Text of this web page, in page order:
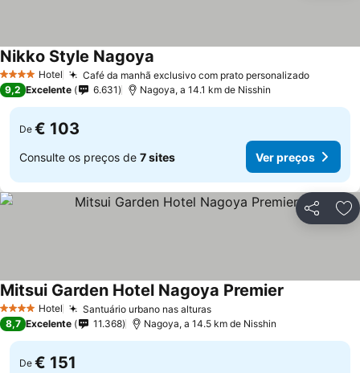
4 EstrelasHotel Café da manhã exclusivo com prato personalizado
Nikko Style Nagoya
9,2 Excelente 6.631 Nagoya, a 14.1 km de Nisshin
De € 103
Consulte os preços de 7 sites Ver preços
Partilhar
4 EstrelasHotel Santuário urbano nas alturas
Mitsui Garden Hotel Nagoya Premier
8,7 Excelente 11.368 Nagoya, a 14.5 km de Nisshin
De € 151